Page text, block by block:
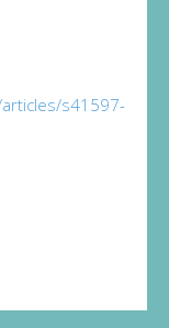
s41597-